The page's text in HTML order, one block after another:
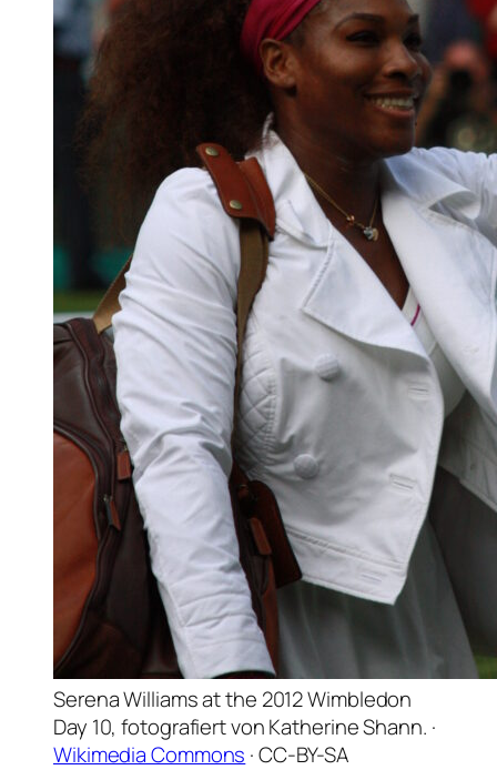
Serena Williams at the 2012 Wimbledon
Day 10, fotografiert von Katherine Shann. ·
Wikimedia Commons · CC-BY-SA